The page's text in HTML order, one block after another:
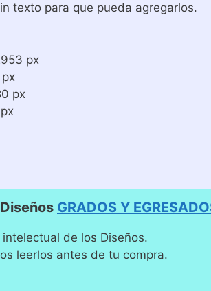
texto para que pueda agregarlos.
px
px
GRADOS Y
de los Diseños.
leerlos antes de tu compra.